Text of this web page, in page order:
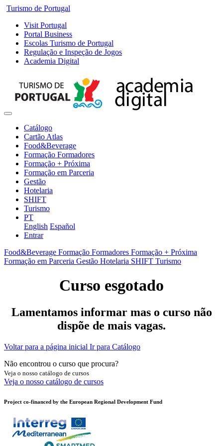
Turismo de Portugal
Visit Portugal
Portal Business
Escolas Turismo de Portugal
Regulação e Inspeção de Jogos
Academia Digital
Catálogo
Cartão Atlas
Food&Beverage
Formação Formadores
Formação + Próxima
Formação em Parceria
Gestão
Hotelaria
SHIFT
Turismo
PT
English Español
Entrar
Food&Beverage Formação Formadores Formação + Próxima
Formação em Parceria Gestão Hotelaria SHIFT Turismo
Curso esgotado
Lamentamos informar mas o curso não
dispõe de mais vagas.
Voltar para a página inicial Ir para Catálogo
Não encontrou o curso que procura?
Veja o nosso catálogo de cursos
Veja o nosso catálogo de cursos
Project co-financed by the European Regional Development Fund